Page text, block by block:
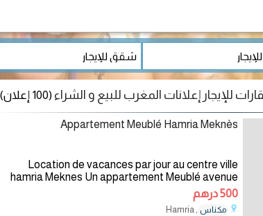
(100 إعلان)
Appartement Meublé Hamria Meknès
Location de vacances par jour au centre ville
hamria Meknes Un appartement Meublé avenue
Hassan 2 02 chambres parental Salon marocain
Séjour avec coin tv et wifi
500 درهم
مكناس , Hamria